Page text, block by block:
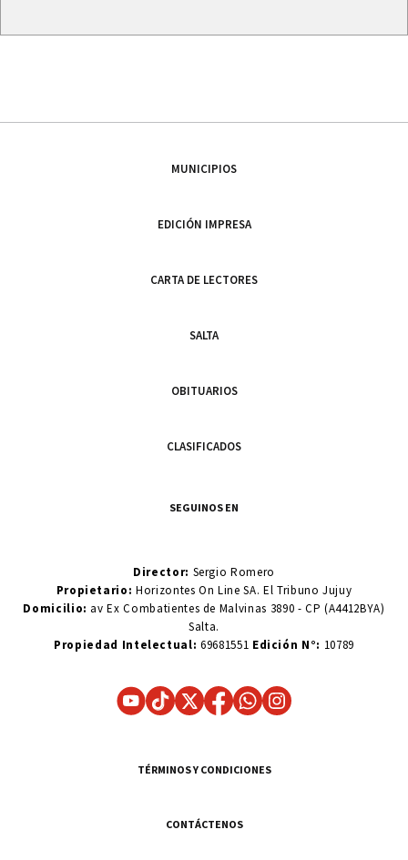
MUNICIPIOS
EDICIÓN IMPRESA
CARTA DE LECTORES
SALTA
OBITUARIOS
CLASIFICADOS
SEGUINOS EN
Director: Sergio Romero
Propietario:Horizontes On Line SA. El Tribuno Jujuy
Domicilio: av Ex Combatientes de Malvinas 3890 - CP (A4412BYA)
Salta.
Propiedad Intelectual: 69681551 Edición N°: 10789
TÉRMINOS Y CONDICIONES
CONTÁCTENOS